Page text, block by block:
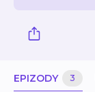
EPIZODY 3